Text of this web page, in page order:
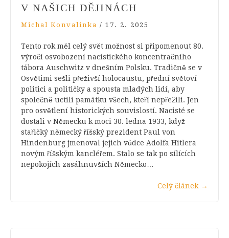
V NAŠICH DĚJINÁCH
Michal Konvalinka / 17. 2. 2025
Tento rok měl celý svět možnost si připomenout 80.
výročí osvobození nacistického koncentračního
tábora Auschwitz v dnešním Polsku. Tradičně se v
Osvětimi sešli přeživší holocaustu, přední světoví
politici a političky a spousta mladých lidí, aby
společně uctili památku všech, kteří nepřežili. Jen
pro osvětlení historických souvislostí. Nacisté se
dostali v Německu k moci 30. ledna 1933, když
stařičký německý říšský prezident Paul von
Hindenburg jmenoval jejich vůdce Adolfa Hitlera
novým říšským kancléřem. Stalo se tak po sílících
nepokojích zasáhnuvších Německo…
Celý článek →